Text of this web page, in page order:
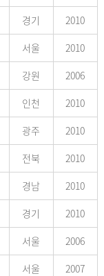
경기
2010
서울
2010
강원
2006
인천
2010
광주
2010
전북 2010
경남
2010
경기
2010
서울
2006
서울
2007